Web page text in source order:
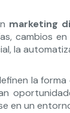
marketing
cambios
la
la
en un